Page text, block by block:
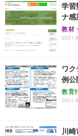
学習
ナ感
教材
ワ
例公
教育
川